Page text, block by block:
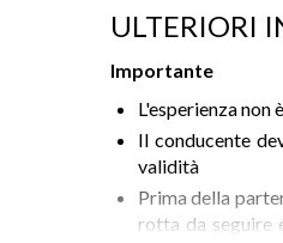
ULTERIORI
Importante
L'esperienza
Il conducente
validità
Prima della
rotta da seguire